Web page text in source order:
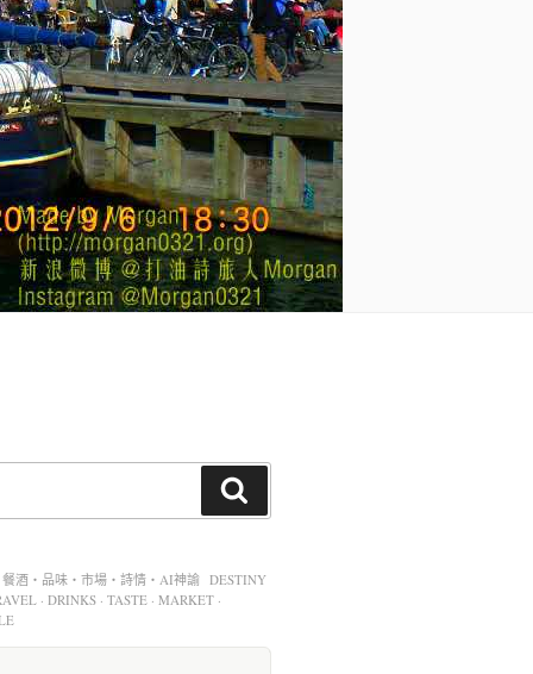
酒・品味・市場・詩情・AI神諭 DESTINY
· DRINKS · TASTE · MARKET ·